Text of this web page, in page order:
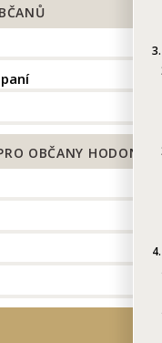
3.
4.
OBČANY